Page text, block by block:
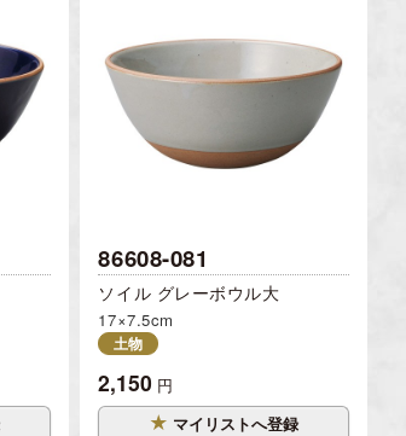
86608-081
ソイル グレーボウル大
17×7.5cm
土物
2,150 円
★ マイリストへ登録